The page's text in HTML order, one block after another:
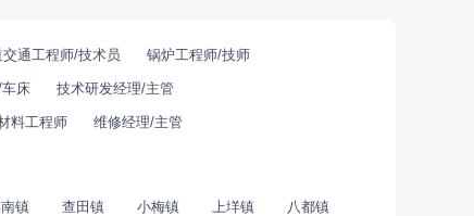
交通工程师/技术员 锅炉工程师/技师
床 技术研发经理/主管
料工程师 维修经理/主管
镇 查田镇 小梅镇 上垟镇 八都镇